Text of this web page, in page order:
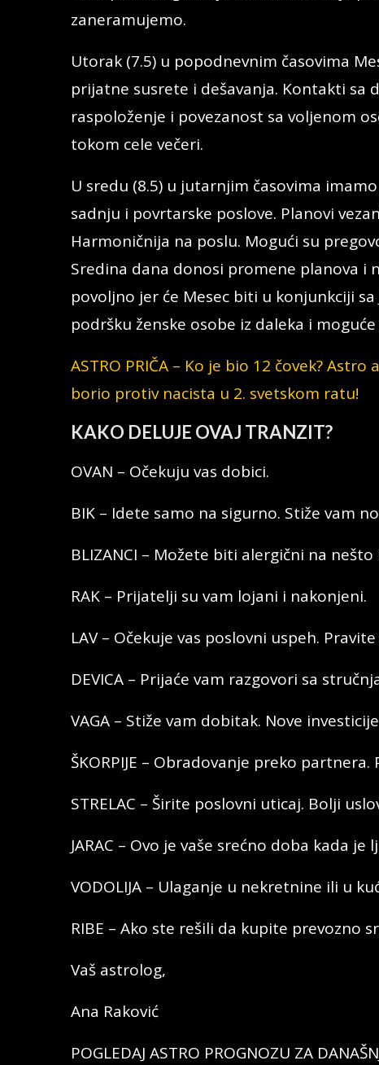
zaneramujemo.
Utorak (7.5) u popodnevnim časovima
prijatne susrete i dešavanja. Kontakti sa
raspoloženje i povezanost sa voljenom
tokom cele večeri.
U sredu (8.5) u jutarnjim časovima
sadnju i povrtarske poslove. Planovi
Harmoničnija na poslu. Mogući su
Sredina dana donosi promene planova i
povoljno jer će Mesec biti u konjunkciji
podršku ženske osobe iz daleka i
ASTRO PRIČA – Ko je bio 12 čovek?
borio protiv nacista u 2. svetskom ratu!
KAKO DELUJE OVAJ TRANZIT?
OVAN – Očekuju vas dobici.
BIK – Idete samo na sigurno. Stiže vam
BLIZANCI – Možete biti alergični na
RAK – Prijatelji su vam lojani i nakonjeni.
LAV – Očekuje vas poslovni uspeh.
DEVICA – Prijaće vam razgovori sa
VAGA – Stiže vam dobitak. Nove
ŠKORPIJE – Obradovanje preko partnera.
STRELAC – Širite poslovni uticaj. Bolji
JARAC – Ovo je vaše srećno doba kada
VODOLIJA – Ulaganje u nekretnine ili u
RIBE – Ako ste rešili da kupite prevozno
Vaš astrolog,
Ana Raković
POGLEDAJ ASTRO PROGNOZU ZA